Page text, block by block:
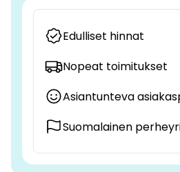
Edulliset hinnat
Nopeat toimitukset
Asiantunteva
Suomalainen